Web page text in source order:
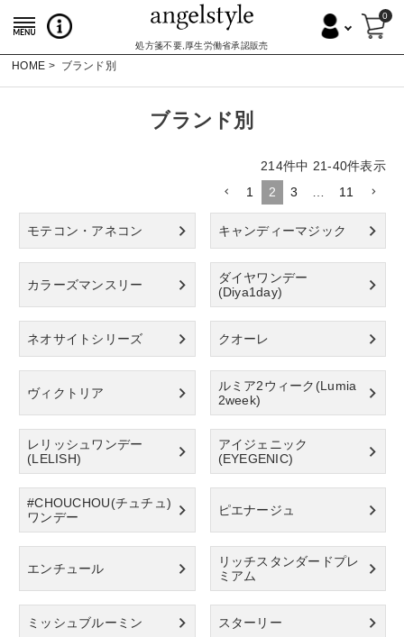
処方箋不要,厚生労働省承認販売
0
HOME ブランド別
ブランド別
214件中 21-40件表示
1
2 3 11
モテコン・アネコン キャンディーマジック
カラーズマンスリー
ダイヤワンデー
(Diya1day)
ネオサイトシリーズ クオーレ
ヴィクトリア
ルミア2ウィーク(Lumia
2week)
レリッシュワンデー
(LELISH)
アイジェニック
(EYEGENIC)
#CHOUCHOU(チュチュ)
ワンデー
ピエナージュ
エンチュール
リッチスタンダードプレ
ミアム
ミッシュブルーミン スターリー